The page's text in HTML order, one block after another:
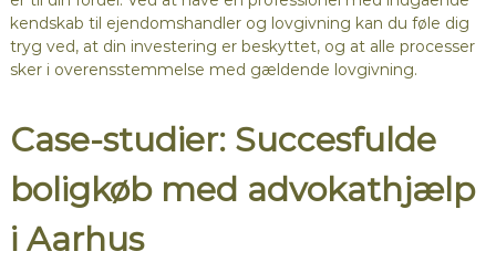
kendskab til ejendomshandler og lovgivning kan du føle dig
tryg ved, at din investering er beskyttet, og at alle processer
sker i overensstemmelse med gældende lovgivning.
Case-studier: Succesfulde
boligkøb med advokathjælp
i Aarhus